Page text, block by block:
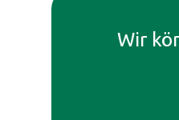
Wir